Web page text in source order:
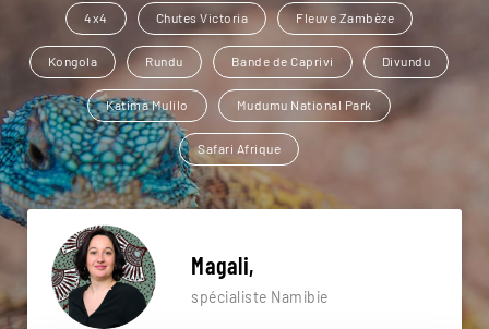
4x4 Chutes Victoria Fleuve Zambèze
Kongola Rundu Bande de Caprivi Divundu
Katima Mulilo Mudumu National Park
Safari Afrique
Magali,
spécialiste Namibie